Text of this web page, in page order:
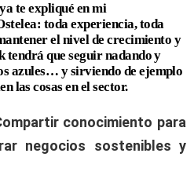
te expliqué en mi
toda experiencia, toda
el nivel de crecimiento y
tendrá que seguir nadando y
azules… y sirviendo de ejemplo
las cosas en el sector.
conocimiento para
negocios sostenibles y